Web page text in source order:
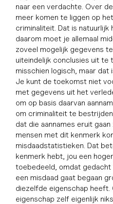
naar een verdachte. Over
meer komen te liggen op
criminaliteit. Dat is natuurlijk
daarom moet je allemaal
zoveel mogelijk gegevens
uiteindelijk conclusies uit te
misschien logisch, maar
Je kunt de toekomst niet
met gegevens uit het
om op basis daarvan
om criminaliteit te
dat die aannames eruit
mensen met dit kenmerk
misdaadstatistieken. Dat
kenmerk hebt, jou een
toebedeeld, omdat
een misdaad gaat begaan
diezelfde eigenschap
eigenschap zelf eigenlijk